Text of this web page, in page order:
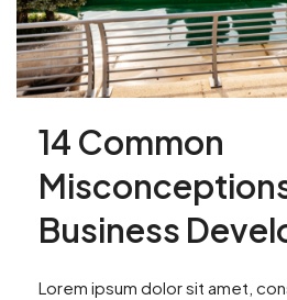
14 Common
Business
Lorem ipsum dolor sit amet,